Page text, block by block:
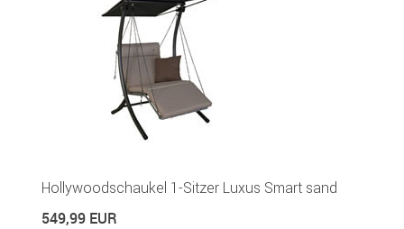
Hollywoodschaukel 1-Sitzer Luxus Smart sand
549,99 EUR